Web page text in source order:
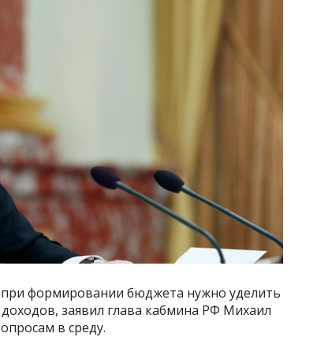
формировании бюджета нужно уделить
заявил глава кабмина РФ Михаил
в среду.